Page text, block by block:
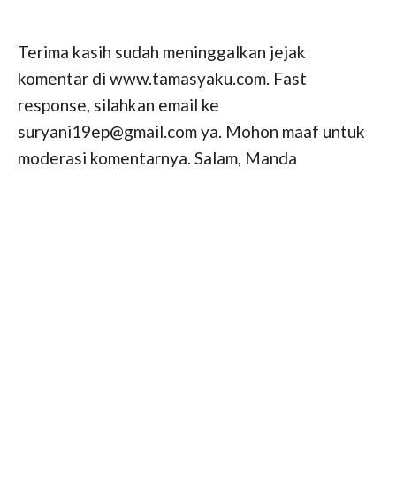
Terima kasih sudah meninggalkan jejak
komentar di www.tamasyaku.com. Fast
response, silahkan email ke
suryani19ep@gmail.com ya. Mohon maaf untuk
moderasi komentarnya. Salam, Manda